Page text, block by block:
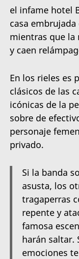
el infame hotel
casa
mientras que la
y caen
En los rieles es
clásicos de las
icónicas de la
sobre de
personaje
privado.
Si la banda
asusta, los
tragaperras
repente y
famosa
harán saltar.
emociones